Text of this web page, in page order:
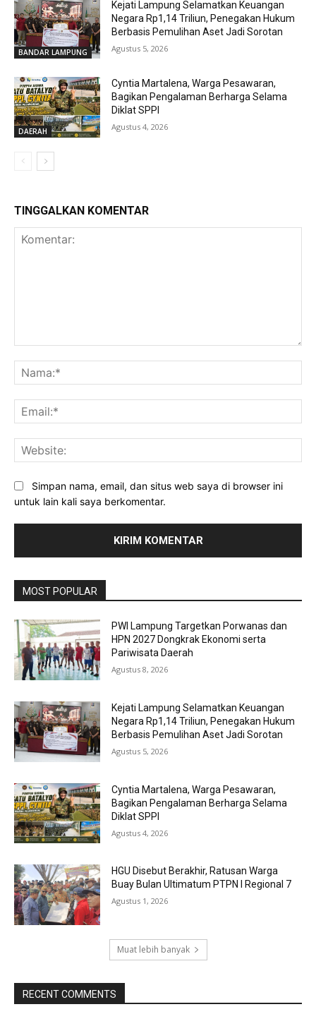
BANDAR LAMPUNG
Kejati Lampung Selamatkan Keuangan
Negara Rp1,14 Triliun, Penegakan Hukum
Berbasis Pemulihan Aset Jadi Sorotan
Agustus 5, 2026
DAERAH
Cyntia Martalena, Warga Pesawaran,
Bagikan Pengalaman Berharga Selama
Diklat SPPI
Agustus 4, 2026
TINGGALKAN KOMENTAR
Simpan nama, email, dan situs web saya di browser ini
untuk lain kali saya berkomentar.
MOST POPULAR
PWI Lampung Targetkan Porwanas dan
HPN 2027 Dongkrak Ekonomi serta
Pariwisata Daerah
Agustus 8, 2026
Kejati Lampung Selamatkan Keuangan
Negara Rp1,14 Triliun, Penegakan Hukum
Berbasis Pemulihan Aset Jadi Sorotan
Agustus 5, 2026
Cyntia Martalena, Warga Pesawaran,
Bagikan Pengalaman Berharga Selama
Diklat SPPI
Agustus 4, 2026
HGU Disebut Berakhir, Ratusan Warga
Buay Bulan Ultimatum PTPN I Regional 7
Agustus 1, 2026
Muat lebih banyak
RECENT COMMENTS